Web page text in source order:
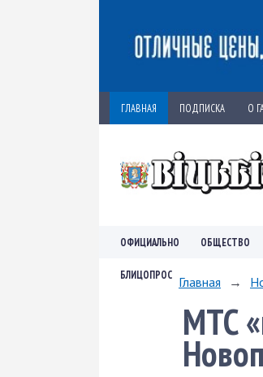
ГЛАВНАЯ ПОДПИСКА О
ОФИЦИАЛЬНО ОБЩЕСТВО
БЛИЦОПРОС Главная →
МТС